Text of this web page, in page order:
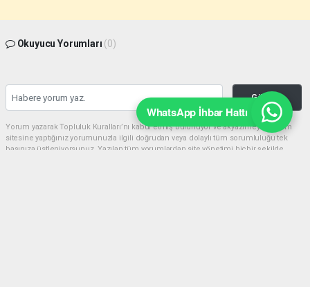
Okuyucu Yorumları (0)
Gönder
Yorum yazarak Topluluk Kuralları’nı kabul etmiş bulunuyor ve akyazimeydan.com
sitesine yaptığınız yorumunuzla ilgili doğrudan veya dolaylı tüm sorumluluğu tek
başınıza üstleniyorsunuz. Yazılan tüm yorumlardan site yönetimi hiçbir şekilde
WhatsApp İhbar Hattı